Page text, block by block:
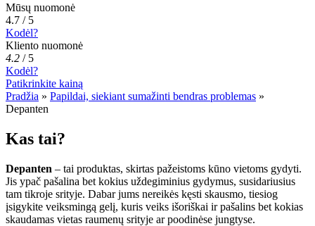
Mūsų nuomonė
4.7 / 5
Kodėl?
Kliento nuomonė
4.2 / 5
Kodėl?
Patikrinkite kainą
Pradžia » Papildai, siekiant sumažinti bendras problemas »
Depanten
Kas tai?
Depanten – tai produktas, skirtas pažeistoms kūno vietoms gydyti.
Jis ypač pašalina bet kokius uždegiminius gydymus, susidariusius
tam tikroje srityje. Dabar jums nereikės kęsti skausmo, tiesiog
įsigykite veiksmingą gelį, kuris veiks išoriškai ir pašalins bet kokias
skaudamas vietas raumenų srityje ar poodinėse jungtyse.